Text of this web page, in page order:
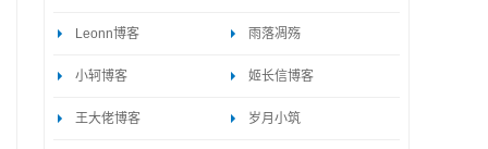
Leonn博客 雨落凋殇
小轲博客 姬长信博客
王大佬博客 岁月小筑